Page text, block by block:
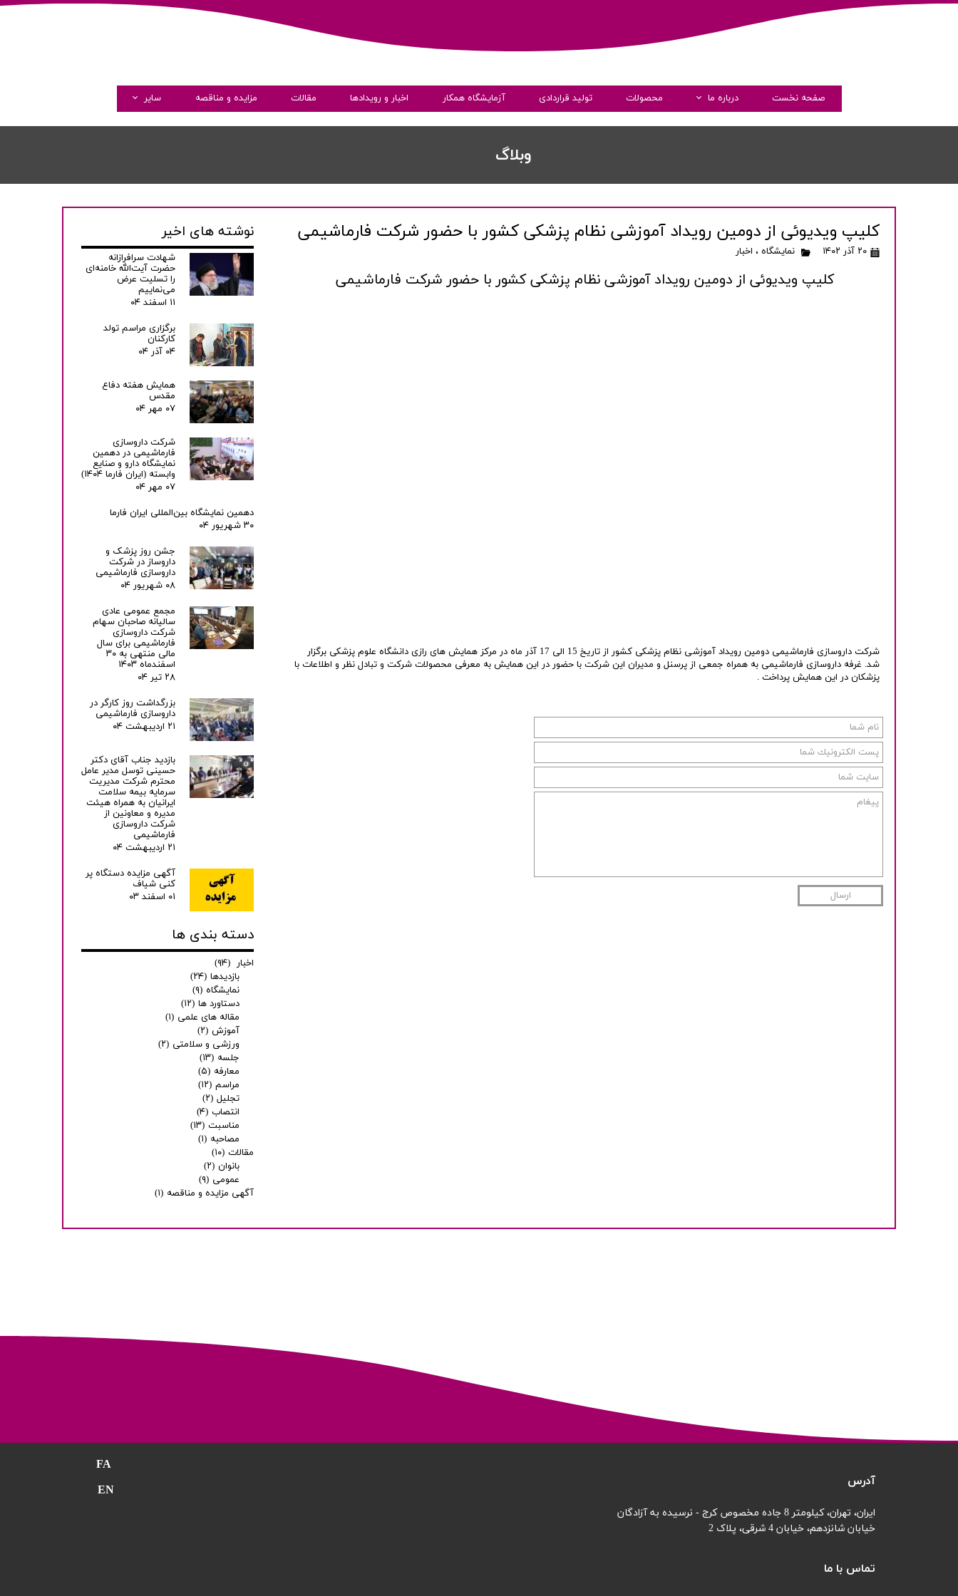
صفحه نخست درباره ما
پیام مدیرعامل
شرکت های همکار
محصولات تولید قراردادی آزمایشگاه همکار اخبار و رویدادها مقالات مزایده و مناقصه سایر
همکاری با ما
​​وبلاگ
کلیپ ویدیوئی از دومین رویداد آموزشی نظام پزشکی کشور با حضور شرکت فارماشیمی
۲۰ آذر ۱۴۰۲ نمایشگاه ، اخبار
کلیپ ویدیوئی از دومین رویداد آموزشی نظام پزشکی کشور با حضور شرکت فارماشیمی
شرکت داروسازی فارماشیمی دومین رویداد آموزشی نظام پزشکی کشور از تاریخ 15 الی 17 آذر ماه در مرکز همایش های رازی دانشگاه علوم پزشکی برگزار
شد. غرفه داروسازی فارماشیمی به همراه جمعی از پرسنل و مدیران این شرکت با حضور در این همایش به معرفی محصولات شرکت و تبادل نظر و اطلاعات با
پزشکان در این همایش پرداخت .
ارسال
نوشته های اخیر
شهادت سرافرازانه
حضرت آیت‌الله خامنه‌ای
را تسلیت عرض
می‌نماییم
۱۱ اسفند ۰۴
برگزاری مراسم تولد
کارکنان
۰۴ آذر ۰۴
همایش هفته دفاع
مقدس
۰۷ مهر ۰۴
شرکت داروسازی
فارماشیمی در دهمین
نمایشگاه دارو و صنایع
وابسته (ایران فارما ۱۴۰۴)
۰۷ مهر ۰۴
دهمین نمایشگاه بین‌المللی ایران فارما
۳۰ شهریور ۰۴
جشن روز پزشک و
داروساز در شرکت
داروسازی فارماشیمی
۰۸ شهریور ۰۴
مجمع عمومی عادی
سالیانه صاحبان سهام
شرکت داروسازی
فارماشیمی برای سال
مالی منتهی به ۳۰
اسفندماه ۱۴۰۳
۲۸ تیر ۰۴
بزرگداشت روز کارگر در
داروسازی فارماشیمی
۲۱ اردیبهشت ۰۴
بازدید جناب آقای دکتر
حسینی توسل مدیر عامل
محترم شرکت مدیریت
سرمایه بیمه سلامت
ایرانیان به همراه هیئت
مدیره و معاونین از
شرکت داروسازی
فارماشیمی
۲۱ اردیبهشت ۰۴
آگهی مزایده دستگاه پر
کنی شیاف
۰۱ اسفند ۰۳
دسته بندی ها
اخبار (۹۴)
بازدیدها (۲۴)
نمایشگاه (۹)
دستاورد ها (۱۲)
مقاله های علمی (۱)
آموزش (۲)
ورزشی و سلامتی (۲)
جلسه (۱۳)
معارفه (۵)
مراسم (۱۲)
تجلیل (۲)
انتصاب (۴)
مناسبت (۱۳)
مصاحبه (۱)
مقالات (۱۰)
بانوان (۲)
عمومی (۹)
آگهی مزایده و مناقصه (۱)
تماس با ما
آدرس
ایران، تهران، کیلومتر 8 جاده مخصوص کرج - نرسیده به آزادگان
خیابان شانزدهم، خیابان 4 شرقی، پلاک 2
FA